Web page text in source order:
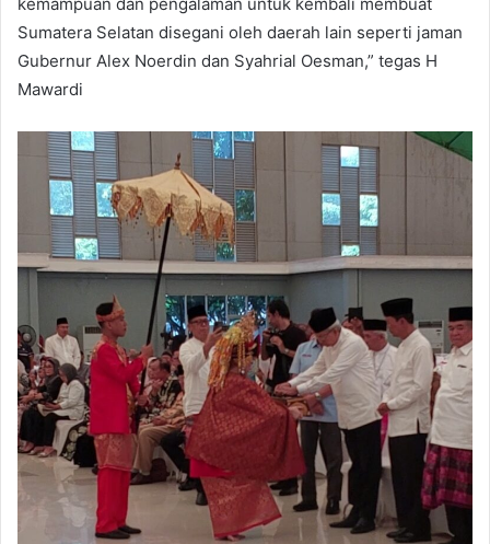
Sumatera Selatan disegani oleh daerah lain seperti jaman
Gubernur Alex Noerdin dan Syahrial Oesman,” tegas H
Mawardi